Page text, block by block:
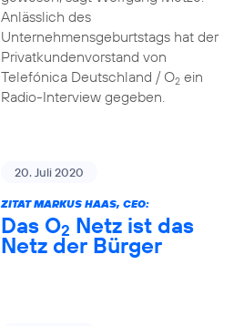
Anlässlich des
Unternehmensgeburtstags hat der
Privatkundenvorstand von
Telefónica Deutschland / O2ein
Radio-Interview gegeben.
20. Juli 2020
ZITAT MARKUS HAAS, CEO:
Das O2 Netz ist das
Netz der Bürger